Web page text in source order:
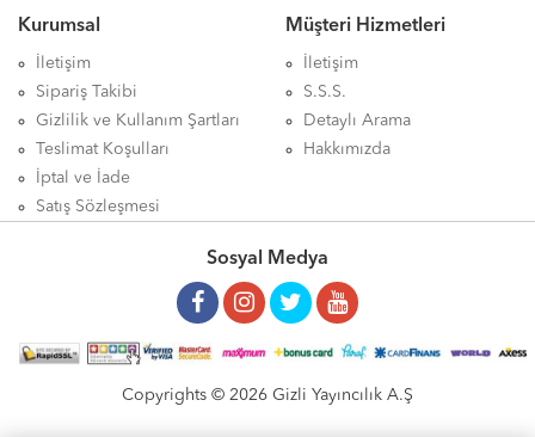
Kurumsal
İletişim
Sipariş Takibi
Gizlilik ve Kullanım Şartları
Teslimat Koşulları
İptal ve İade
Satış Sözleşmesi
Müşteri Hizmetleri
İletişim
S.S.S.
Detaylı Arama
Hakkımızda
Sosyal Medya
Copyrights © 2026 Gizli Yayıncılık A.Ş